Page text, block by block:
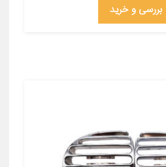
بررسی و خرید